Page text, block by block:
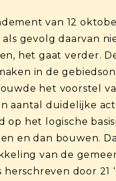
van 12
als gevolg daarvan
het gaat verder.
in de
het voorstel
aantal duidelijke
op het logische
en dan bouwen.
van de
door 21